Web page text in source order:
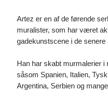
Artez er en af ​​de førende
muralister, som har været
gadekunstscene i de senere
Han har skabt murmalerier i
såsom Spanien, Italien,
Argentina, Serbien og